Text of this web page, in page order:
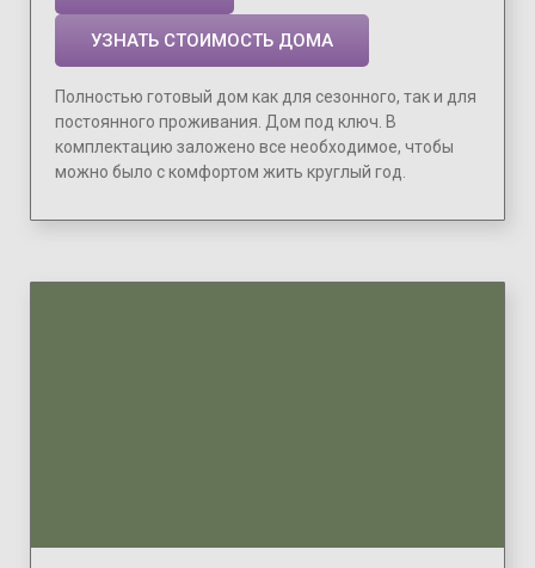
УЗНАТЬ СТОИМОСТЬ ДОМА
Полностью готовый дом как для сезонного, так и для
постоянного проживания. Дом под ключ. В
комплектацию заложено все необходимое, чтобы
можно было с комфортом жить круглый год.